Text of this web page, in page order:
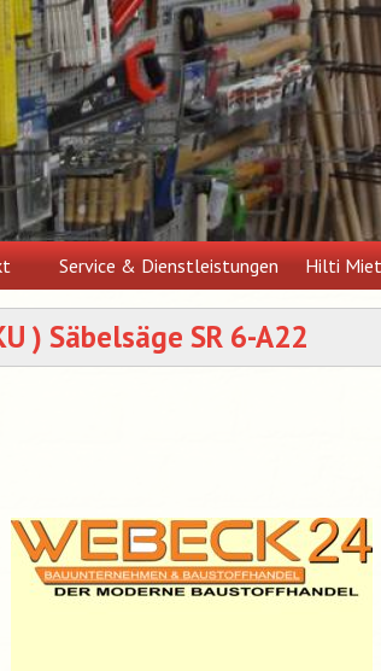
Service & Dienstleistungen Hilti
) Säbelsäge SR 6-A22